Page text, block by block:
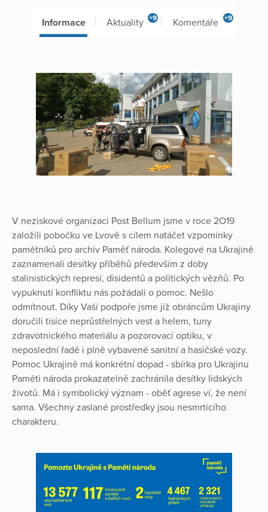
Informace Aktuality +9 Komentáře +9
V neziskové organizaci Post Bellum jsme v roce 2O19
založili pobočku ve Lvově s cílem natáčet vzpomínky
pamětníků pro archiv Paměť národa. Kolegové na Ukrajině
zaznamenali desítky příběhů především z doby
stalinistických represí, disidentů a politických vězňů. Po
vypuknutí konfliktu nás požádali o pomoc. Nešlo
odmítnout. Díky Vaší podpoře jsme již obráncům Ukrajiny
doručili tisíce neprůstřelných vest a helem, tuny
zdravotnického materiálu a pozorovací optiku, v
neposlední řadě i plně vybavené sanitní a hasičské vozy.
Pomoc Ukrajině má konkrétní dopad - sbírka pro Ukrajinu
Paměti národa prokazatelně zachránila desítky lidských
životů. Má i symbolický význam - oběť agrese ví, že není
sama. Všechny zaslané prostředky jsou nesmrtícího
charakteru.